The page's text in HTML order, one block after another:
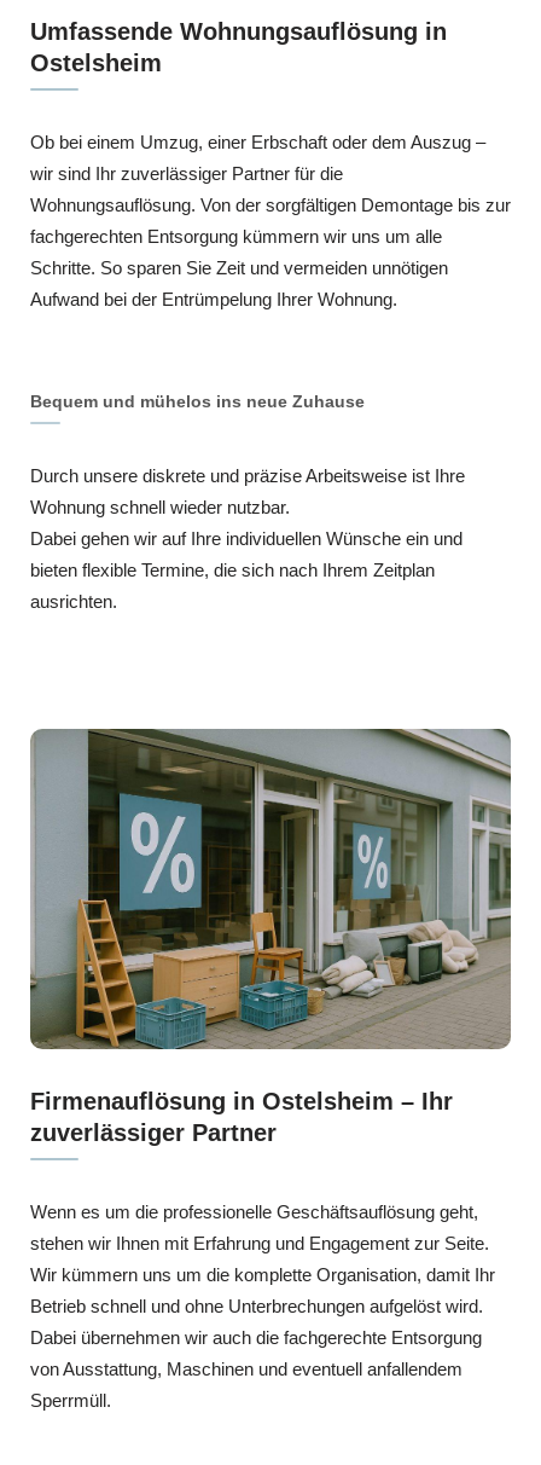
Umfassende Wohnungsauflösung in
Ostelsheim
Ob bei einem Umzug, einer Erbschaft oder dem Auszug –
wir sind Ihr zuverlässiger Partner für die
Wohnungsauflösung. Von der sorgfältigen Demontage bis zur
fachgerechten Entsorgung kümmern wir uns um alle
Schritte. So sparen Sie Zeit und vermeiden unnötigen
Aufwand bei der Entrümpelung Ihrer Wohnung.
Bequem und mühelos ins neue Zuhause
Durch unsere diskrete und präzise Arbeitsweise ist Ihre
Wohnung schnell wieder nutzbar.
Dabei gehen wir auf Ihre individuellen Wünsche ein und
bieten flexible Termine, die sich nach Ihrem Zeitplan
ausrichten.
Firmenauflösung in Ostelsheim – Ihr
zuverlässiger Partner
Wenn es um die professionelle Geschäftsauflösung geht,
stehen wir Ihnen mit Erfahrung und Engagement zur Seite.
Wir kümmern uns um die komplette Organisation, damit Ihr
Betrieb schnell und ohne Unterbrechungen aufgelöst wird.
Dabei übernehmen wir auch die fachgerechte Entsorgung
von Ausstattung, Maschinen und eventuell anfallendem
Sperrmüll.